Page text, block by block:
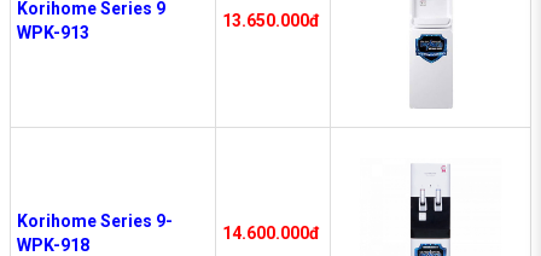
Korihome Series 9
WPK-913
13.650.000đ
Korihome Series 9-
WPK-918
14.600.000đ